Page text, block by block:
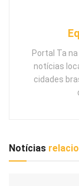
Portal Ta
notícias
cidades
Notícias